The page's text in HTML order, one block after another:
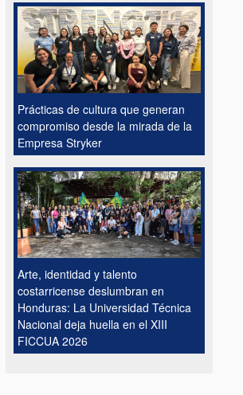
Prácticas de cultura que generan
compromiso desde la mirada de la
Empresa Stryker
Arte, identidad y talento
costarricense deslumbran en
Honduras: La Universidad Técnica
Nacional deja huella en el XIII
FICCUA 2026